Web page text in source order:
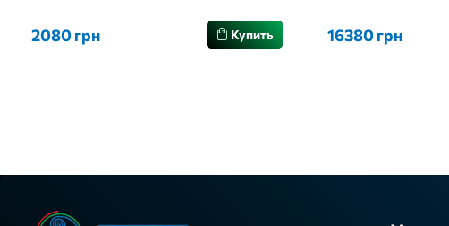
2080 грн Купить 16380 грн